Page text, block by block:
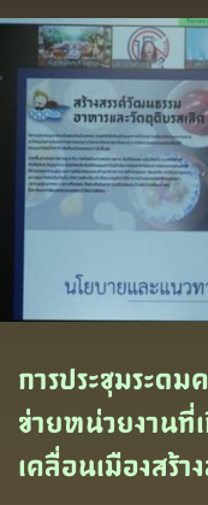
การประชุมระด
ข่ายหน่วยงานที่
เคลื่อนเมืองสร้า